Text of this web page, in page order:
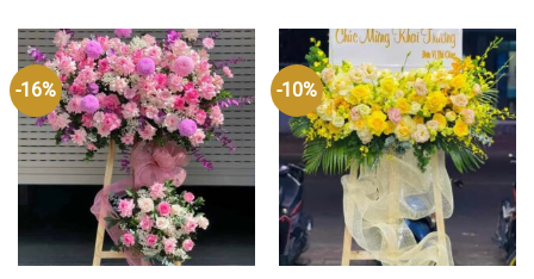
1.790.250 ₫.
-16% -10%